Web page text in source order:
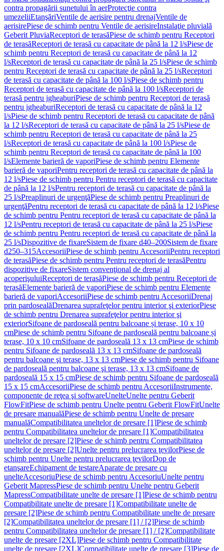
contra propagării sunetului în aerProtecţie contra
umezeliiEtanşăriVentile de aerisire pentru drenajVentile de
aerisirePiese de schimb pentru Ventile de aerisireInstalaţie pluvială
Geberit PluviaReceptori de terasăPiese de schimb pentru Receptori
de terasăReceptori de terasă cu capacitate de până la 12 l/sPiese de
schimb pentru Receptori de terasă cu capacitate de până la 12
l/sReceptori de terasă cu capacitate de până la 25 l/sPiese de schimb
pentru Receptori de terasă cu capacitate de până la 25 l/sReceptori
de terasă cu capacitate de până la 100 l/sPiese de schimb pentru
Receptori de terasă cu capacitate de până la 100 l/sReceptori de
terasă pentru jgheaburiPiese de schimb pentru Receptori de terasă
pentru jgheaburiReceptori de terasă cu capacitate de până la 12
l/sPiese de schimb pentru Receptori de terasă cu capacitate de până
la 12 l/sReceptori de terasă cu capacitate de până la 25 l/sPiese de
schimb pentru Receptori de terasă cu capacitate de până la 25
l/sReceptori de terasă cu capacitate de până la 100 l/sPiese de
schimb pentru Receptori de terasă cu capacitate de până la 100
l/sElemente barieră de vaporiPiese de schimb pentru Elemente
barieră de vaporiPentru receptori de terasă cu capacitate de până la
12 l/sPiese de schimb pentru Pentru receptori de terasă cu capacitate
de până la 12 l/sPentru receptori de terasă cu capacitate de până la
25 l/sPreaplinuri de urgenţăPiese de schimb pentru Preaplinuri de
urgenţăPentru receptori de terasă cu capacitate de până la 12 l/sPiese
de schimb pentru Pentru receptori de terasă cu capacitate de până la
12 l/sPentru receptori de terasă cu capacitate de până la 25 l/sPiese
de schimb pentru Pentru receptori de terasă cu capacitate de până la
25 l/sDispozitive de fixareSistem de fixare d40–200Sistem de fixare
d250–315AccesoriiPiese de schimb pentru AccesoriiPentru receptori
de terasăPiese de schimb pentru Pentru receptori de terasăPentru
dispozitive de fixareSistem convenţional de drenaj al
acoperişuluiReceptori de terasăPiese de schimb pentru Receptori de
terasăElemente barieră de vaporiPiese de schimb pentru Elemente
barieră de vaporiAccesoriiPiese de schimb pentru AccesoriiDrenaj
prin pardosealăDrenarea suprafeţelor pentru interior şi exteriorPiese
de schimb pentru Drenarea suprafeţelor pentru interior şi
exteriorSifoane de pardoseală pentru balcoane și terase, 10 x 10
cmPiese de schimb pentru Sifoane de pardoseală pentru balcoane și
terase, 10 x 10 cmSifoane de pardoseală 13 x 13 cmPiese de schimb
pentru Sifoane de pardoseală 13 x 13 cmSifoane de pardoseală
pentru balcoane şi terase, 13 x 13 cmPiese de schimb pentru Sifoane
de pardoseală pentru balcoane şi terase, 13 x 13 cmSifoane de
pardoseală 15 x 15 cmPiese de schimb pentru Sifoane de pardoseală
15 x 15 cmAccesoriiPiese de schimb pentru AccesoriiInstrumente,
componente de reţea şi softwareUnelteUnelte pentru Geberit
FlowFitPiese de schimb pentru Unelte pentru Geberit FlowFitUnelte
de presare manualăPiese de schimb pentru Unelte de presare
manualăCompatibilitatea uneltelor de presare [1]Piese de schimb
pentru Compatibilitatea uneltelor de presare [1]Compatibilitatea
uneltelor de presare [2]Piese de schimb pentru Compatibilitatea
uneltelor de presare [2]Unelte pentru prelucrarea ţevilorPiese de
schimb pentru Unelte pentru prelucrarea ţevilorDop de
etanşareEchipament de testareAparate de presare cu
unelteAccesoriuPiese de schimb pentru AccesoriuUnelte pentru
Geberit MapressPiese de schimb pentru Unelte pentru Geberit
MapressCompatibilitate unelte de presare [1]Piese de schimb pentru
Compatibilitate unelte de presare [1]Compatibilitate unelte de
presare [2]Piese de schimb pentru Compatibilitate unelte de presare
[2]Compatibilitatea uneltelor de presare [1] / [2]Piese de schimb
pentru Compatibilitatea uneltelor de presare [1] / [2]Compatibilitate
unelte de presare [2XL]Piese de schimb pentru Compatibilitate
unelte de presare [2XL]Compatibilitate unelte de presare [3]Piese de